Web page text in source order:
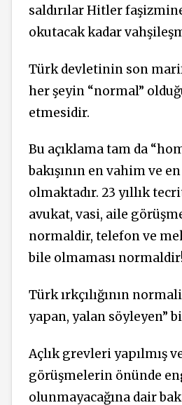
saldırılar Hitler
okutacak kadar
Türk devletinin son
her şeyin “normal”
etmesidir.
Bu açıklama tam da
bakışının en vahim ve
olmaktadır. 23 yıllık
avukat, vasi, aile
normaldir, telefon ve
bile olmaması normaldir!
Türk ırkçılığının
yapan, yalan söyleyen”
Açlık grevleri yapılmış
görüşmelerin önünde
olunmayacağına dair